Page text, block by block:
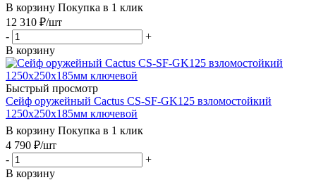
В корзину Покупка в 1 клик
12 310 ₽/шт
-
+
В корзину
Быстрый просмотр
Сейф оружейный Cactus CS-SF-GK125 взломостойкий
1250x250x185мм ключевой
В корзину Покупка в 1 клик
4 790 ₽/шт
-
+
В корзину